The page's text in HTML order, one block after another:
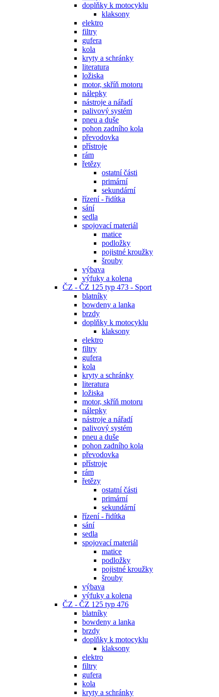
doplňky k motocyklu
klaksony
elektro
filtry
gufera
kola
kryty a schránky
literatura
ložiska
motor, skříň motoru
nálepky
nástroje a nářadí
palivový systém
pneu a duše
pohon zadního kola
převodovka
přístroje
rám
řetězy
ostatní části
primární
sekundární
řízení - řidítka
sání
sedla
spojovací materiál
matice
podložky
pojistné kroužky
šrouby
výbava
výfuky a kolena
ČZ - ČZ 125 typ 473 - Sport
blatníky
bowdeny a lanka
brzdy
doplňky k motocyklu
klaksony
elektro
filtry
gufera
kola
kryty a schránky
literatura
ložiska
motor, skříň motoru
nálepky
nástroje a nářadí
palivový systém
pneu a duše
pohon zadního kola
převodovka
přístroje
rám
řetězy
ostatní části
primární
sekundární
řízení - řidítka
sání
sedla
spojovací materiál
matice
podložky
pojistné kroužky
šrouby
výbava
výfuky a kolena
ČZ - ČZ 125 typ 476
blatníky
bowdeny a lanka
brzdy
doplňky k motocyklu
klaksony
elektro
filtry
gufera
kola
kryty a schránky